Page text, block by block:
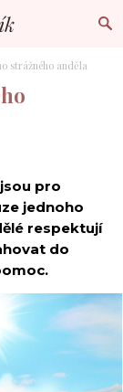
strážného anděla
pro
jednoho
respektují
do